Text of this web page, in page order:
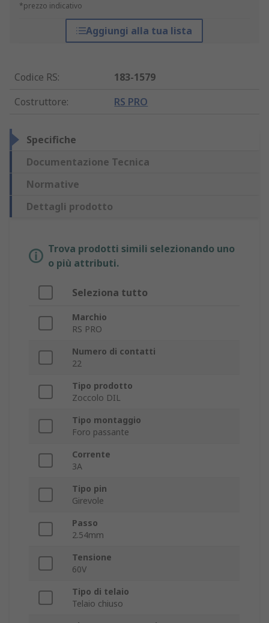
*prezzo indicativo
Aggiungi alla tua lista
Codice RS:
183-1579
Costruttore: RS PRO
Specifiche
Documentazione Tecnica
Normative
Dettagli prodotto
Trova prodotti simili selezionando uno
o più attributi.
Seleziona tutto
Marchio
RS PRO
Numero di contatti
22
Tipo prodotto
Zoccolo DIL
Tipo montaggio
Foro passante
Corrente
3A
Tipo pin
Girevole
Passo
2.54mm
Tensione
60V
Tipo di telaio
Telaio chiuso